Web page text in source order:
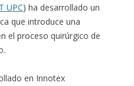
UPC) ha desarrollado un
que introduce una
el proceso quirúrgico de
en Innotex